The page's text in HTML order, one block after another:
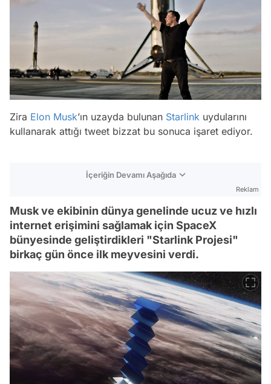
Zira Elon Musk’ın uzayda bulunan Starlink uydularını
kullanarak attığı tweet bizzat bu sonuca işaret ediyor.
İçeriğin Devamı Aşağıda
Reklam
Musk ve ekibinin dünya genelinde ucuz ve hızlı
internet erişimini sağlamak için SpaceX
bünyesinde geliştirdikleri "Starlink Projesi"
birkaç gün önce ilk meyvesini verdi.